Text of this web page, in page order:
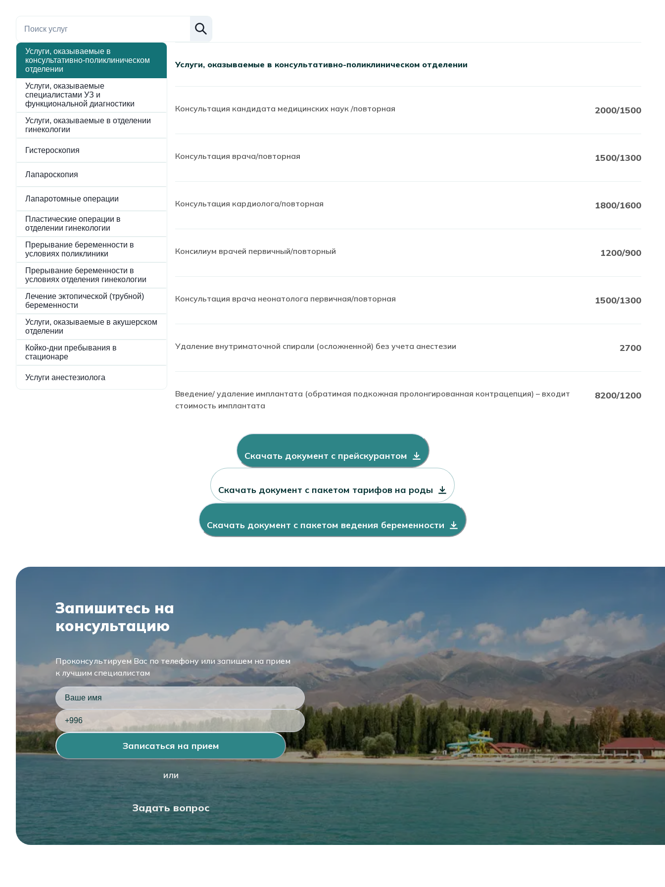
Услуги, оказываемые в
консультативно-поликлиническом
отделении
Услуги, оказываемые
специалистами УЗ и
функциональной диагностики
Услуги, оказываемые в отделении
гинекологии
Гистероскопия
Лапароскопия
Лапаротомные операции
Пластические операции в
отделении гинекологии
Прерывание беременности в
условиях поликлиники
Прерывание беременности в
условиях отделения гинекологии
Лечение эктопической (трубной)
беременности
Услуги, оказываемые в акушерском
отделении
Койко-дни пребывания в
стационаре
Услуги анестезиолога
Услуги, оказываемые в консультативно-поликлиническом отделении
Консультация кандидата медицинских наук /повторная 2000/1500
Консультация врача/повторная 1500/1300
Консультация кардиолога/повторная 1800/1600
Консилиум врачей первичный/повторный 1200/900
Консультация врача неонатолога первичная/повторная 1500/1300
Удаление внутриматочной спирали (осложненной) без учета анестезии 2700
Введение/ удаление имплантата (обратимая подкожная пролонгированная контрацепция) – входит
стоимость имплантата
8200/1200
Простая кольпоскопия с фотофиксацией/без фотофиксации
Расширенная кольпоскопия с фотофиксацией/без фотофиксации
Эксцизия шейки матки
Диагностический штрих-тест
Санация влагалища 250
Сцеживание грудного молока
Услуги детской мед сестры
Скачать документ с прейскурантом
Скачать документ с пакетом тарифов на роды
Скачать документ с пакетом ведения беременности
Запишитесь на
консультацию
Проконсультируем Вас по телефону или запишем на прием
к лучшим специалистам
Записаться на прием
или
Задать вопрос